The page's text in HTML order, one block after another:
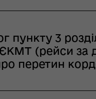
пункту 3
(рейси за
перетин